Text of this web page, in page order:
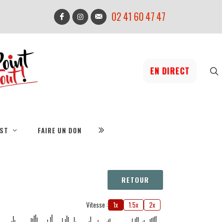
02 41 60 47 47
EN DIRECT
FAIRE UN DON
RETOUR
Vitesse : 1x 1.5x 2x